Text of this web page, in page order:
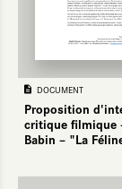
DOCUMENT
Proposition
critique filmique
Babin – "La